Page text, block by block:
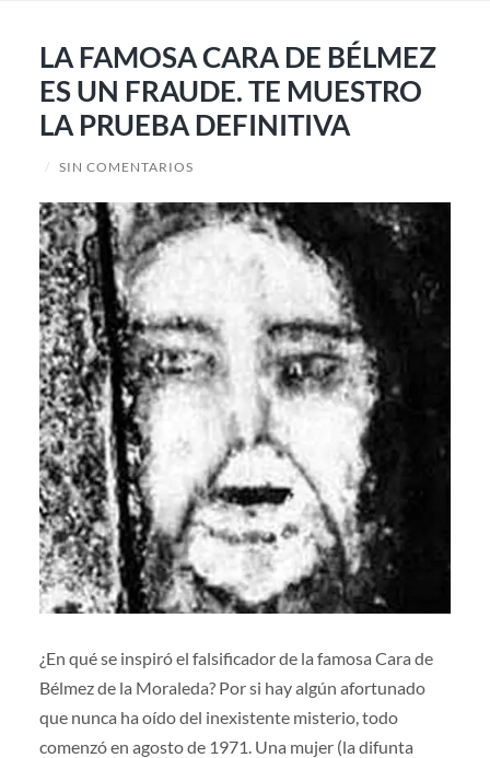
LA FAMOSA CARA DE BÉLMEZ
ES UN FRAUDE. TE MUESTRO
LA PRUEBA DEFINITIVA
/ SIN COMENTARIOS
¿En qué se inspiró el falsificador de la famosa Cara de
Bélmez de la Moraleda? Por si hay algún afortunado
que nunca ha oído del inexistente misterio, todo
comenzó en agosto de 1971. Una mujer (la difunta